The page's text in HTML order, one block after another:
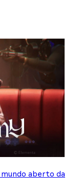
mundo aberto da